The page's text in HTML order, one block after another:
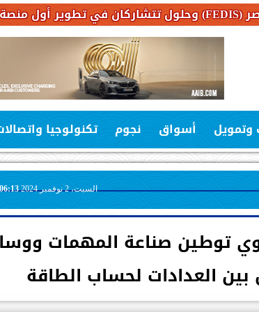
وتمويل أسواق نجوم تكنولوجيا
السبت، 2 نوفمبر 2024 06:13
توطين صناعة المهمات
بين العدادات لحساب الطاقة